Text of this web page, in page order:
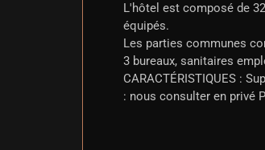
L'hôtel est composé de
équipés.
Les parties communes
3 bureaux, sanitaires
CARACTÉRISTIQUES :
: nous consulter en privé